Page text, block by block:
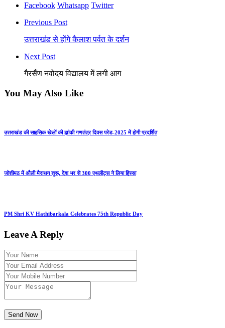
Facebook Whatsapp Twitter
Previous Post
उत्तराखंड से होंगे कैलाश पर्वत के दर्शन
Next Post
गैरसैंण नवोदय विद्यालय में लगी आग
You May Also Like
उत्तराखंड की साहसिक खेलों की झांकी गणतंत्र दिवस परेड-2025 में होगी प्रदर्शित
जोशीमठ में औली मैराथन शुरू, देश भर से 300 एथलीट्स ने लिया हिस्सा
PM Shri KV Hathibarkala Celebrates 75th Republic Day
Leave A Reply